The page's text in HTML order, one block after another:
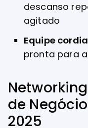
descanso
agitado
Equipe
pronta para
de
2025